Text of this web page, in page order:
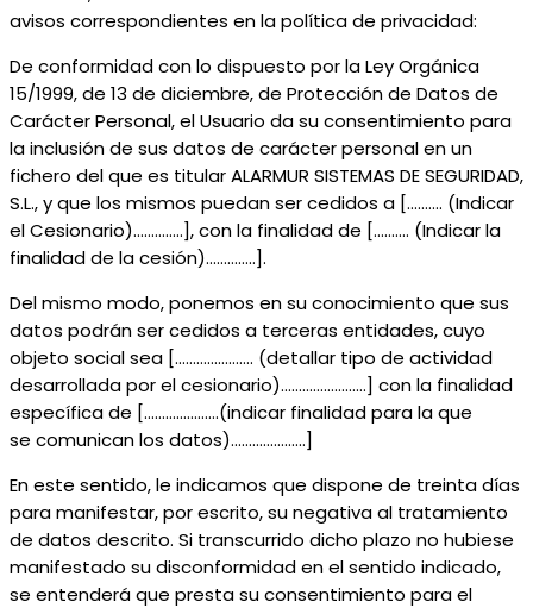
avisos correspondientes en la política de privacidad:
De conformidad con lo dispuesto por la Ley Orgánica
15/1999, de 13 de diciembre, de Protección de Datos de
Carácter Personal, el Usuario da su consentimiento para
la inclusión de sus datos de carácter personal en un
fichero del que es titular ALARMUR SISTEMAS DE SEGURIDAD,
S.L., y que los mismos puedan ser cedidos a [………. (Indicar
el Cesionario)…………..], con la finalidad de [………. (Indicar la
finalidad de la cesión)…………..].
Del mismo modo, ponemos en su conocimiento que sus
datos podrán ser cedidos a terceras entidades, cuyo
objeto social sea […………………. (detallar tipo de actividad
desarrollada por el cesionario)……………………] con la finalidad
específica de […………………(indicar finalidad para la que
se comunican los datos)…………………]
En este sentido, le indicamos que dispone de treinta días
para manifestar, por escrito, su negativa al tratamiento
de datos descrito. Si transcurrido dicho plazo no hubiese
manifestado su disconformidad en el sentido indicado,
se entenderá que presta su consentimiento para el